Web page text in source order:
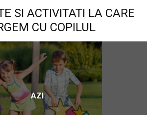
SI ACTIVITATI LA CARE
CU COPILUL
AZI